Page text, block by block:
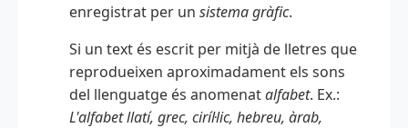
enregistrat per un sistema gràfic.
Si un text és escrit per mitjà de lletres que
reprodueixen aproximadament els sons
del llenguatge és anomenatalfabet. Ex.:
L'alfabet llatí, grec, ciríl·lic, hebreu, àrab,